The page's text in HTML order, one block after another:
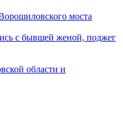
моста
с бывшей женой, поджег
области и